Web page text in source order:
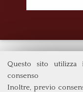
Questo sito
consenso
Inoltre, previo